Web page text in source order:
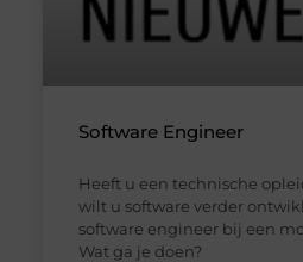
Software Engineer
Heeft u een technische
wilt u software verder
software engineer bij een
Wat ga je doen?